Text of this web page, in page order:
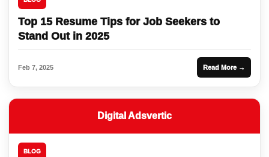
Top 15 Resume Tips for Job Seekers to
Stand Out in 2025
Feb 7, 2025 Read More →
Digital Adsvertic
BLOG